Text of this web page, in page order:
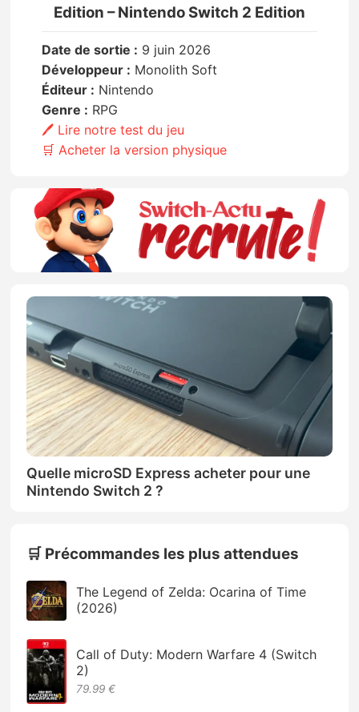
Edition – Nintendo Switch 2 Edition
Date de sortie : 9 juin 2026
Développeur : Monolith Soft
Éditeur : Nintendo
Genre : RPG
🖊️ Lire notre test du jeu
🛒 Acheter la version physique
Quelle microSD Express acheter pour une
Nintendo Switch 2 ?
🛒 Précommandes les plus attendues
The Legend of Zelda: Ocarina of Time
(2026)
Call of Duty: Modern Warfare 4 (Switch
2)
79.99 €